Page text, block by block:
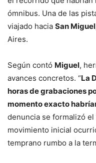
ómnibus. Una de las
viajado hacia San Miguel
Aires.
Según contó Miguel,
avances concretos. “La
horas de grabaciones
momento exacto
denuncia se formalizó el
movimiento inicial
temprano rumbo a la